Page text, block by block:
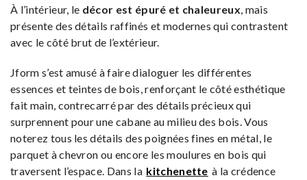
À l’intérieur, le décor est épuré et chaleureux, mais
présente des détails raffinés et modernes qui contrastent
avec le côté brut de l’extérieur.
Jform s’est amusé à faire dialoguer les différentes
essences et teintes de bois, renforçant le côté esthétique
fait main, contrecarré par des détails précieux qui
surprennent pour une cabane au milieu des bois. Vous
noterez tous les détails des poignées fines en métal, le
parquet à chevron ou encore les moulures en bois qui
traversent l’espace. Dans la kitchenette à la crédence